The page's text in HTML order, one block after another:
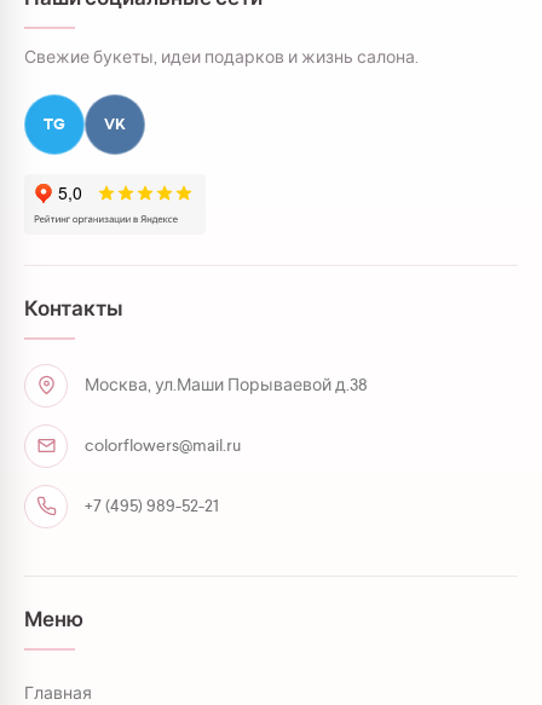
Свежие букеты, идеи подарков и жизнь салона.
TG VK
Контакты
Москва, ул.Маши Порываевой д.38
colorflowers@mail.ru
+7 (495) 989-52-21
Меню
Главная